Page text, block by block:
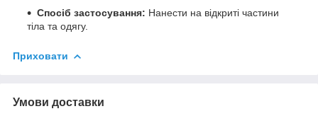
Спосіб застосування: Нанести на відкриті частини
тіла та одягу.
Приховати
Умови доставки